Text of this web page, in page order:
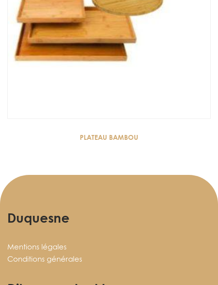
PLATEAU BAMBOU
Duquesne
Mentions légales
Conditions générales